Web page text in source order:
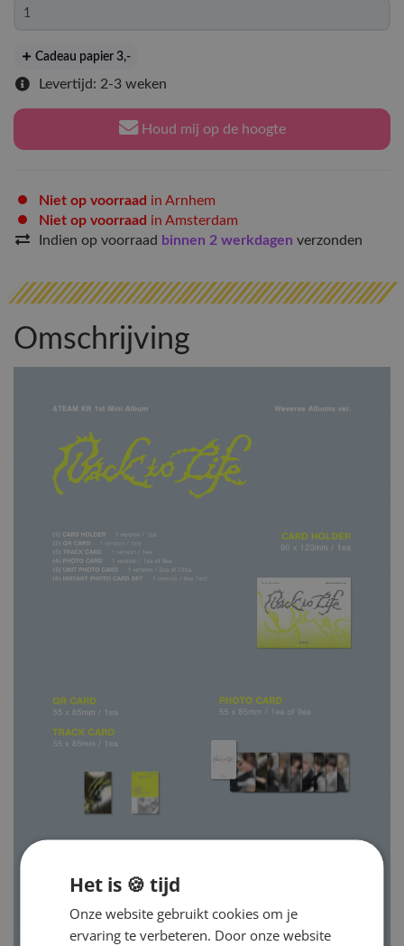
Cadeau papier 3,-
Levertijd: 2-3 weken
Houd mij op de hoogte
Niet op voorraad in Arnhem
Niet op voorraad in Amsterdam
Indien op voorraad binnen 2 werkdagen verzonden
Omschrijving
Het is 🍪 tijd
Onze website gebruikt cookies om je
ervaring te verbeteren. Door onze website